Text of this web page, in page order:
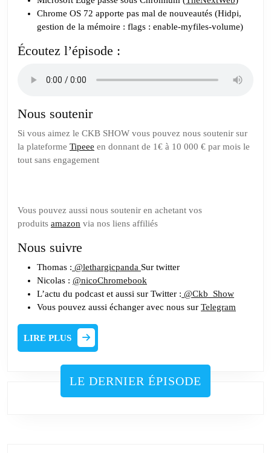
Chrome OS 72 apporte pas mal de nouveautés (Hidpi,
gestion de la mémoire : flags : enable-myfiles-volume)
Écoutez l’épisode :
Nous soutenir
Si vous aimez le CKB SHOW vous pouvez nous soutenir sur
la plateforme Tipeee en donnant de 1€ à 10 000 € par mois le
tout sans engagement
Vous pouvez aussi nous soutenir en achetant vos
produits amazon via nos liens affiliés
Nous suivre
Thomas : @lethargicpanda Sur twitter
Nicolas : @nicoChromebook
L’actu du podcast et aussi sur Twitter : @Ckb_Show
Vous pouvez aussi échanger avec nous sur Telegram
LIRE PLUS
LIRE
PLUS
LE DERNIER ÉPISODE